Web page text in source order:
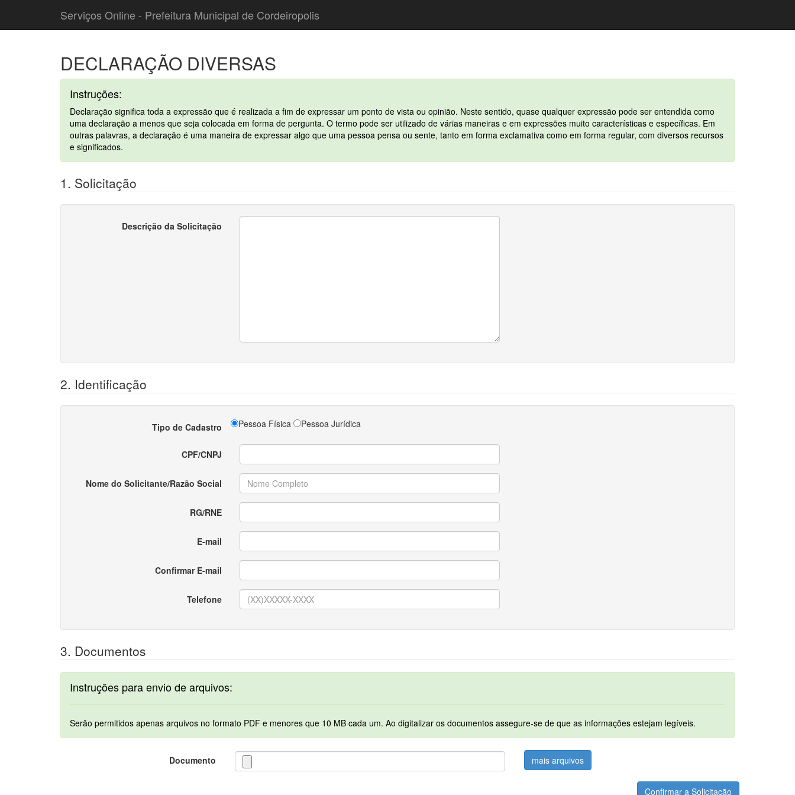
Serviços Online - Prefeitura Municipal de Cordeiropolis
DECLARAÇÃO DIVERSAS
Instruções:
Declaração significa toda a expressão que é realizada a fim de expressar um ponto de vista ou opinião. Neste sentido, quase qualquer expressão pode ser entendida como
uma declaração a menos que seja colocada em forma de pergunta. O termo pode ser utilizado de várias maneiras e em expressões muito características e específicas. Em
outras palavras, a declaração é uma maneira de expressar algo que uma pessoa pensa ou sente, tanto em forma exclamativa como em forma regular, com diversos recursos
e significados.
1. Solicitação
Descrição da Solicitação
2. Identificação
Tipo de Cadastro Pessoa Física Pessoa Jurídica
CPF/CNPJ
Nome do Solicitante/Razão Social
RG/RNE
E-mail
Confirmar E-mail
Telefone
3. Documentos
Instruções para envio de arquivos:
Serão permitidos apenas arquivos no formato PDF e menores que 10 MB cada um. Ao digitalizar os documentos assegure-se de que as informações estejam legíveis.
Documento mais arquivos
Confirmar a Solicitação